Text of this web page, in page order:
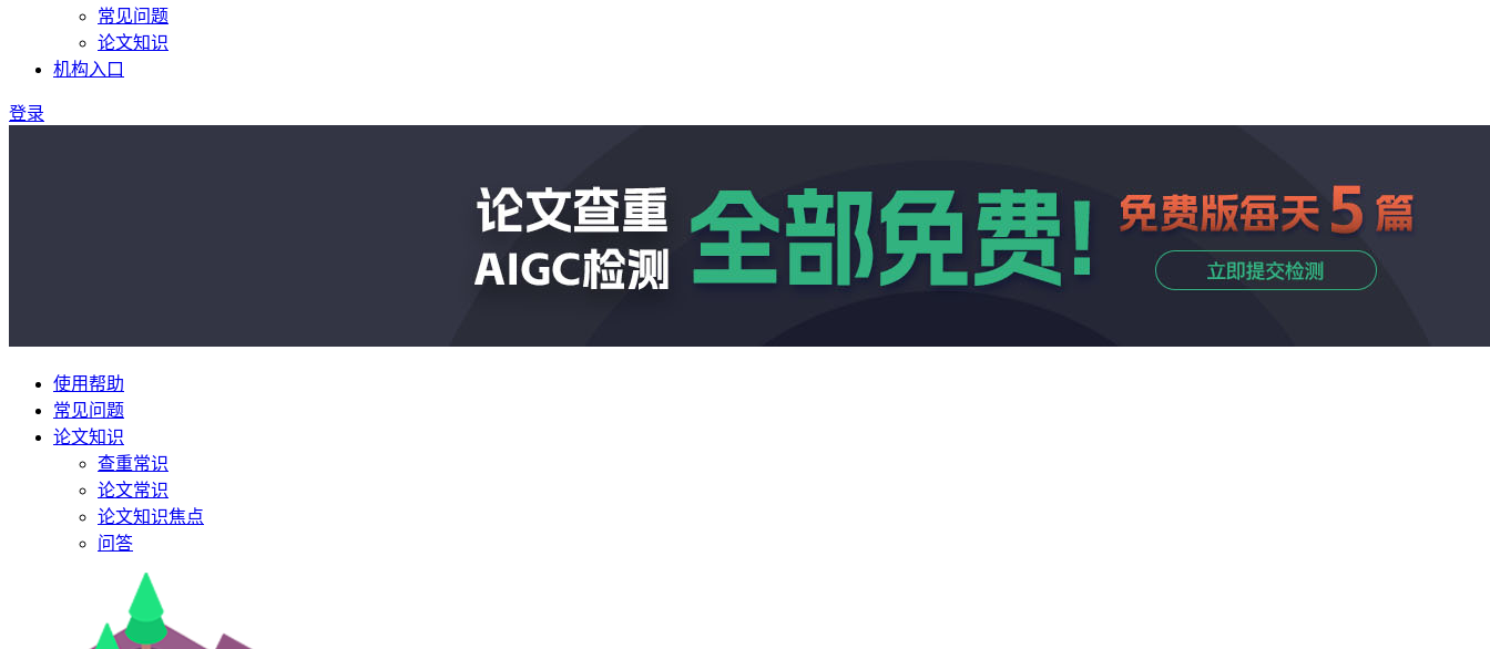
常见问题
论文知识
机构入口
登录
使用帮助
常见问题
论文知识
查重常识
论文常识
论文知识焦点
问答